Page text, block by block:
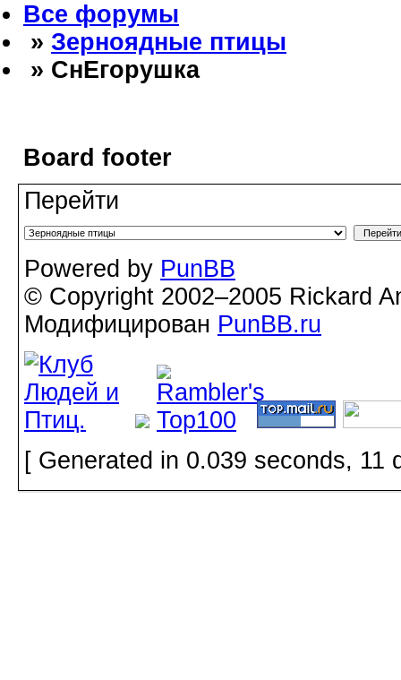
Все форумы
» Зерноядные птицы
» СнЕгорушка
Board footer
Перейти
Powered by PunBB
© Copyright 2002–2005 Rickard
Модифицирован PunBB.ru
[ Generated in 0.039 seconds, 11